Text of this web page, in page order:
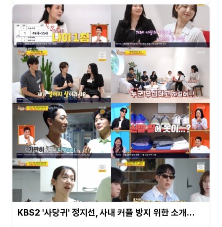
KBS2 '사당귀' 정지선, 사내 커플 방지 위한 소개…